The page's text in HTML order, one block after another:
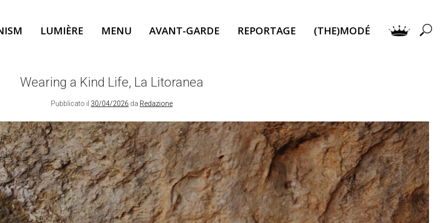
LUMIÈRE MENU AVANT-GARDE REPORTAGE (THE)MODÉ
Wearing a Kind Life, La Litoranea
Pubblicato il 30/04/2026 da Redazione